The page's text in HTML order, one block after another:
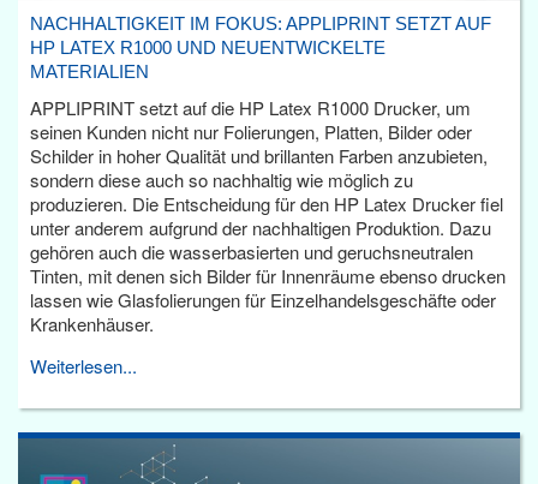
NACHHALTIGKEIT IM FOKUS: APPLIPRINT SETZT AUF
HP LATEX R1000 UND NEUENTWICKELTE
MATERIALIEN
APPLIPRINT setzt auf die HP Latex R1000 Drucker, um
seinen Kunden nicht nur Folierungen, Platten, Bilder oder
Schilder in hoher Qualität und brillanten Farben anzubieten,
sondern diese auch so nachhaltig wie möglich zu
produzieren. Die Entscheidung für den HP Latex Drucker fiel
unter anderem aufgrund der nachhaltigen Produktion. Dazu
gehören auch die wasserbasierten und geruchsneutralen
Tinten, mit denen sich Bilder für Innenräume ebenso drucken
lassen wie Glasfolierungen für Einzelhandelsgeschäfte oder
Krankenhäuser.
Weiterlesen...